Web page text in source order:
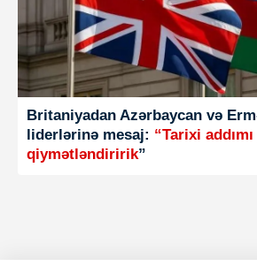
Britaniyadan Azərbaycan və
liderlərinə mesaj: “Tarixi
qiymətləndiririk”